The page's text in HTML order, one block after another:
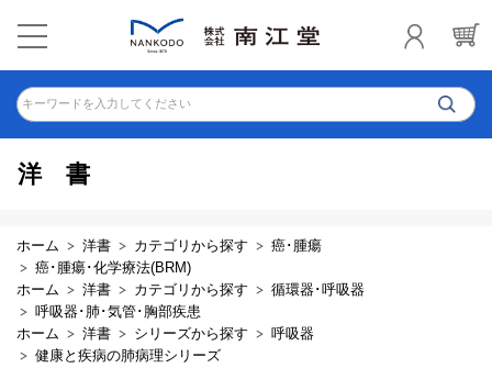
キーワードを入力してください
洋書
ホーム 洋書 カテゴリから探す
癌･腫瘍
癌･腫瘍･化学療法(BRM)
ホーム
洋書 カテゴリから探す
循環器･呼吸器
呼吸器･肺･気管･胸部疾患
ホーム
洋書 シリーズから探す
呼吸器
健康と疾病の肺病理シリーズ